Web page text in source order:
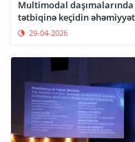
Multimodal
tətbiqinə keçidin
29-04-2026